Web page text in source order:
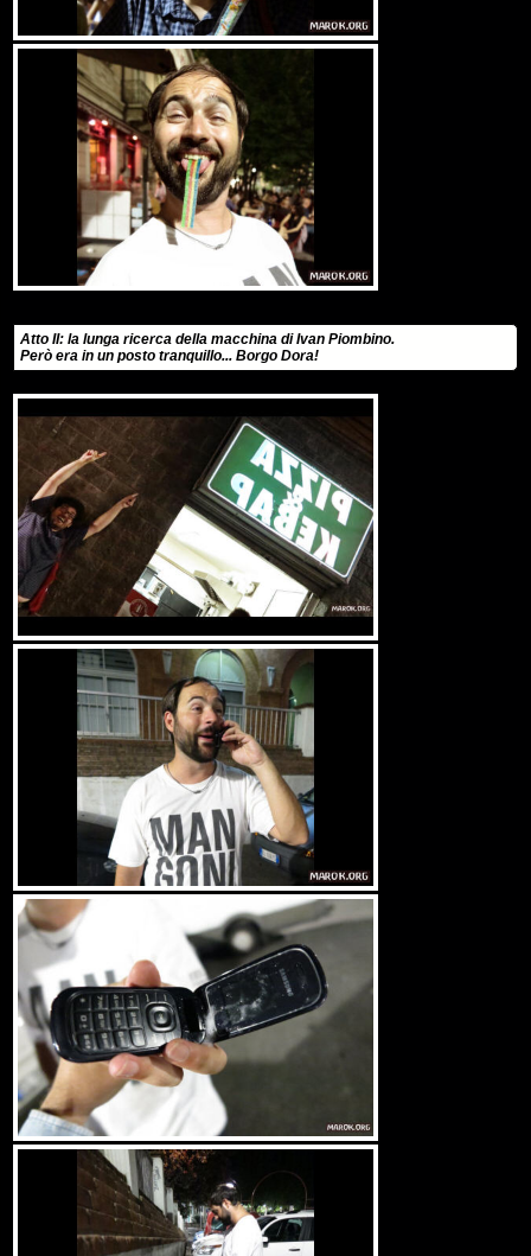
Atto II: la lunga ricerca della macchina di Ivan Piombino.
Però era in un posto tranquillo... Borgo Dora!